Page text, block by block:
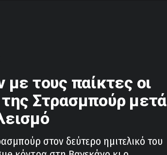
με τους παίκτες οι
Στρασμπούρ μετά
στον δεύτερο ημιτελικό του